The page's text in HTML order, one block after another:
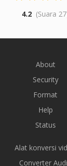
4.2 (Suara
About
Security
Format
Help
Status
Alat konversi
Converter